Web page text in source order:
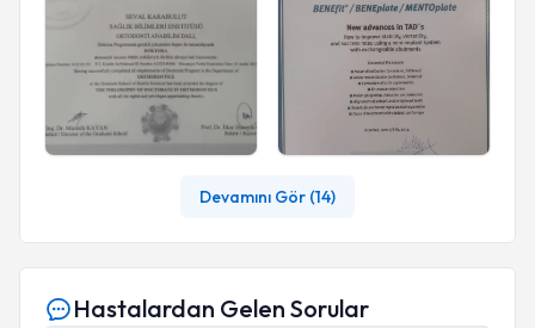
Devamını Gör (14)
Hastalardan Gelen Sorular